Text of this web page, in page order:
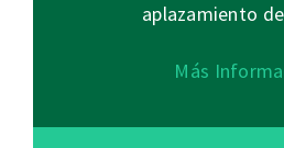
aplazamiento
Más